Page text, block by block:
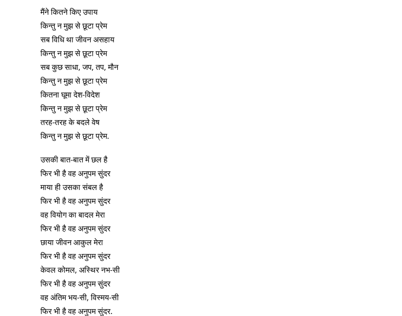
मैंने कितने किए उपाय
किन्तु न मुझ से छूटा प्रेम
सब विधि था जीवन असहाय
किन्तु न मुझ से छूटा प्रेम
सब कुछ साधा, जप, तप, मौन
किन्तु न मुझ से छूटा प्रेम
कितना घूमा देश-विदेश
किन्तु न मुझ से छूटा प्रेम
तरह-तरह के बदले वेष
किन्तु न मुझ से छूटा प्रेम.
उसकी बात-बात में छल है
फिर भी है वह अनुपम सुंदर
माया ही उसका संबल है
फिर भी है वह अनुपम सुंदर
वह वियोग का बादल मेरा
फिर भी है वह अनुपम सुंदर
छाया जीवन आकुल मेरा
फिर भी है वह अनुपम सुंदर
केवल कोमल, अस्थिर नभ-सी
फिर भी है वह अनुपम सुंदर
वह अंतिम भय-सी, विस्मय-सी
फिर भी है वह अनुपम सुंदर.